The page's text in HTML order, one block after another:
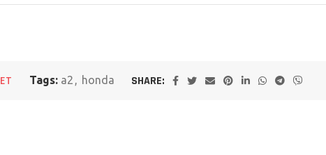
Tags: a2 , honda SHARE: